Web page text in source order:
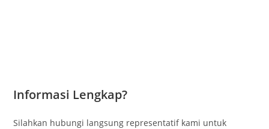
Informasi Lengkap?
Silahkan hubungi langsung representatif kami untuk